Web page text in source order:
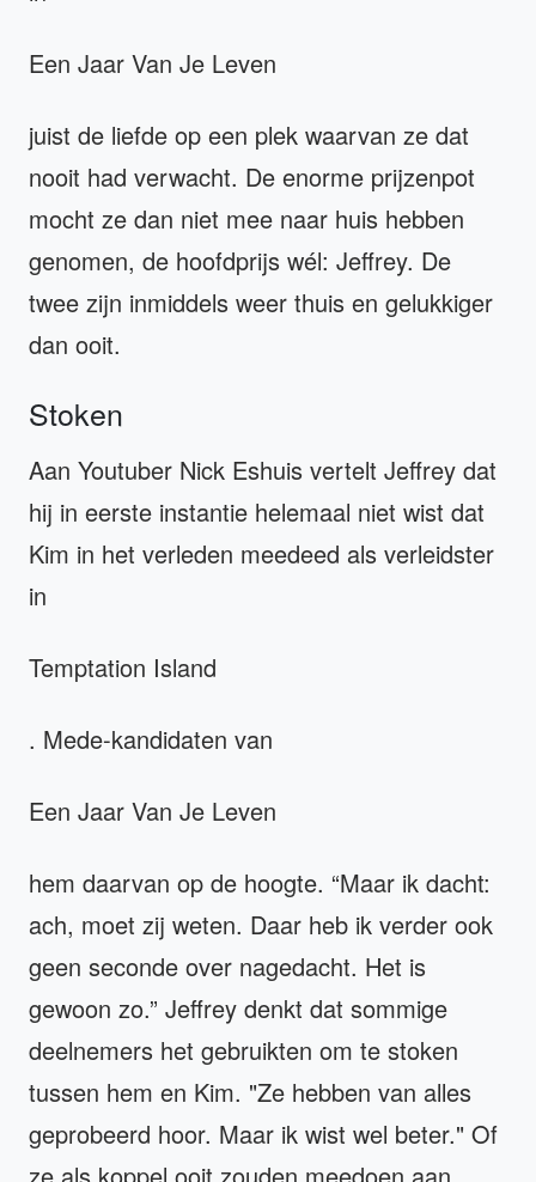
Een Jaar Van Je Leven
juist de liefde op een plek waarvan ze dat
nooit had verwacht. De enorme prijzenpot
mocht ze dan niet mee naar huis hebben
genomen, de hoofdprijs wél: Jeffrey. De
twee zijn inmiddels weer thuis en gelukkiger
dan ooit.
Stoken
Aan Youtuber Nick Eshuis vertelt Jeffrey dat
hij in eerste instantie helemaal niet wist dat
Kim in het verleden meedeed als verleidster
in
Temptation Island
. Mede-kandidaten van
Een Jaar Van Je Leven
hem daarvan op de hoogte. “Maar ik dacht:
ach, moet zij weten. Daar heb ik verder ook
geen seconde over nagedacht. Het is
gewoon zo.” Jeffrey denkt dat sommige
deelnemers het gebruikten om te stoken
tussen hem en Kim. "Ze hebben van alles
geprobeerd hoor. Maar ik wist wel beter." Of
ze als koppel ooit zouden meedoen aan